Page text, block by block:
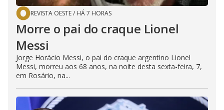
REVISTA OESTE/ HÁ 7 HORAS
Morre o pai do craque Lionel
Messi
Jorge Horácio Messi, o pai do craque argentino Lionel
Messi, morreu aos 68 anos, na noite desta sexta-feira, 7,
em Rosário, na...